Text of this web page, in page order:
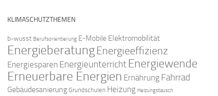
KLIMASCHUTZTHEMEN
b-wusst Berufsorientierung E-Mobile Elektromobilität
EnergieberatungEnergieeffizienz
Energiesparen Energieunterricht Energiewende
Erneuerbare Energien Ernährung Fahrrad
Gebäudesanierung Grundschulen Heizung Heizungstausch